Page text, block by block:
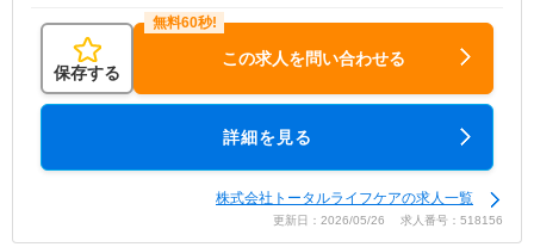
保存する
この求人を問い合わせる
詳細を見る
株式会社トータルライフケアの求人一覧
更新日：2026/05/26 求人番号：518156